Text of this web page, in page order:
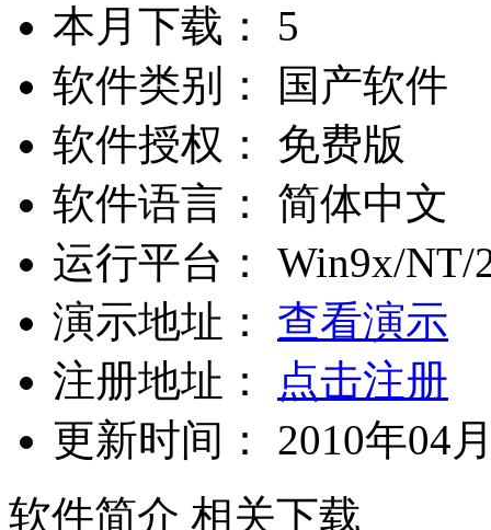
本月下载：
5
软件类别：
国产软件
软件授权：
免费版
软件语言：
简体中文
运行平台：
Win9x/NT/
演示地址：
查看演示
注册地址：
点击注册
更新时间：
2010年04
软件简介 相关下载